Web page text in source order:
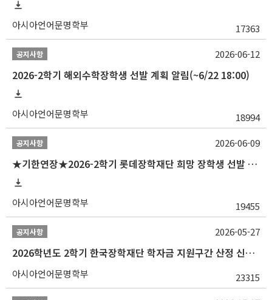
아시아언어문명학부 17363
공지사항
2026-2학기 해외수학장학생 선발 계획 알림(~6/22 18:00)
아시아언어문명학부 18994
2026-06-12
공지사항
★기한연장★2026-2학기 롯데장학재단 희망 장학생 선발 안내(~6/15
아시아언어문명학부 19455
2026-06-09
공지사항
2026학년도 2학기 한국장학재단 학자금 지원구간 산정 신청 안내
아시아언어문명학부 23315
2026-05-27